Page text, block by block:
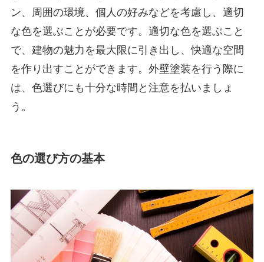
ン、周囲の環境、個人の好みなどを考慮し、適切
な色を選ぶことが必要です。適切な色を選ぶこと
で、建物の魅力を最大限に引き出し、快適な空間
を作り出すことができます。外壁塗装を行う際に
は、色選びにも十分な時間と注意を払いましょ
う。
色の選び方の基本